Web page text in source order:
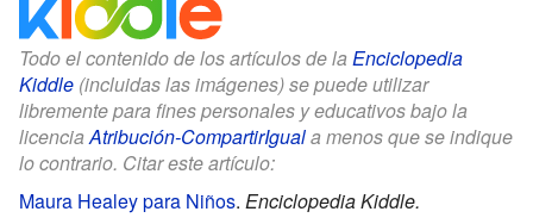
Todo el contenido de los artículos de la Enciclopedia
Kiddle (incluidas las imágenes) se puede utilizar
libremente para fines personales y educativos bajo la
licenciaAtribución-CompartirIguala menos que se indique
lo contrario. Citar este artículo:
Maura Healey para Niños. Enciclopedia Kiddle.